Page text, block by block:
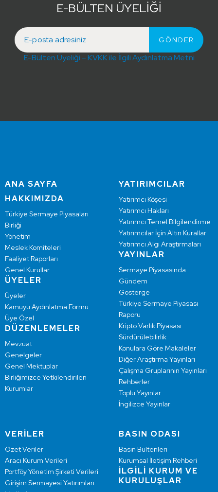
E-BÜLTEN ÜYELİĞİ
E-Bülten Üyeliği – KVKK ile İlgili Aydınlatma Metni
ANA SAYFA
HAKKIMIZDA
Türkiye Sermaye Piyasaları
Birliği
Yönetim
Meslek Komiteleri
Faaliyet Raporları
Genel Kurullar
ÜYELER
Üyeler
Kamuyu Aydınlatma Formu
Üye Özel
DÜZENLEMELER
Mevzuat
Genelgeler
Genel Mektuplar
Birliğimizce Yetkilendirilen
Kurumlar
YATIRIMCILAR
Yatırımcı Köşesi
Yatırımcı Hakları
Yatırımcı Temel Bilgilendirme
Yatırımcılar İçin Altın Kurallar
Yatırımcı Algı Araştırmaları
YAYINLAR
Sermaye Piyasasında
Gündem
Gösterge
Türkiye Sermaye Piyasası
Raporu
Kripto Varlık Piyasası
Sürdürülebilirlik
Konulara Göre Makaleler
Diğer Araştırma Yayınları
Çalışma Gruplarının Yayınları
Rehberler
Toplu Yayınlar
İngilizce Yayınlar
VERİLER
Özet Veriler
Aracı Kurum Verileri
Portföy Yönetim Şirketi Verileri
Girişim Sermayesi Yatırımları
BASIN ODASI
Basın Bültenleri
Kurumsal İletişim Rehberi
İLGİLİ KURUM VE
KURULUŞLAR